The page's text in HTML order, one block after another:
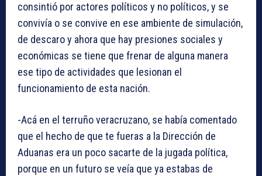
consintió por actores políticos y no políticos, y se
convivía o se convive en ese ambiente de simulación,
de descaro y ahora que hay presiones sociales y
económicas se tiene que frenar de alguna manera
ese tipo de actividades que lesionan el
funcionamiento de esta nación.
-Acá en el terruño veracruzano, se había comentado
que el hecho de que te fueras a la Dirección de
Aduanas era un poco sacarte de la jugada política,
porque en un futuro se veía que ya estabas de